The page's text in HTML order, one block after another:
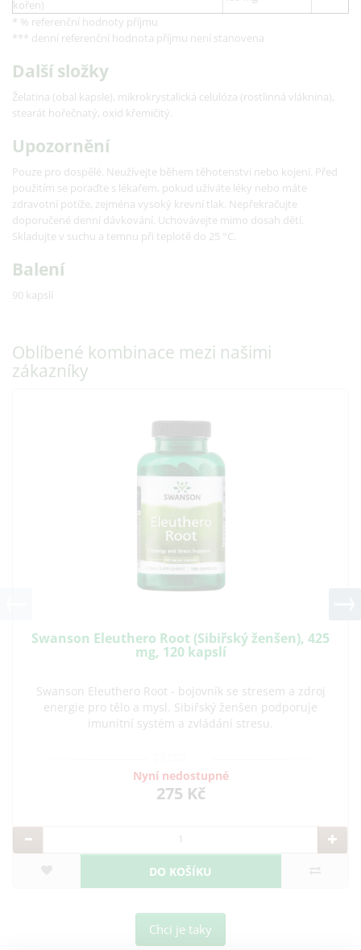
kořen)
* % referenční hodnoty příjmu
*** denní referenční hodnota příjmu není stanovena
Další složky
Želatina (obal kapsle), mikrokrystalická celulóza (rostlinná vláknina),
stearát hořečnatý, oxid křemičitý.
Upozornění
Pouze pro dospělé. Neužívejte během těhotenství nebo kojení. Před
použitím se poraďte s lékařem, pokud užíváte léky nebo máte
zdravotní potíže, zejména vysoký krevní tlak. Nepřekračujte
doporučené denní dávkování. Uchovávejte mimo dosah dětí.
Skladujte v suchu a temnu při teplotě do 25 °C.
Balení
90 kapslí
Oblíbené kombinace mezi našimi
zákazníky
Swanson Eleuthero Root (Sibiřský ženšen), 425
mg, 120 kapslí
Swanson Eleuthero Root - bojovník se stresem a zdroj
energie pro tělo a mysl. Sibiřský ženšen podporuje
imunitní systém a zvládání stresu.
Nyní nedostupné
275 Kč
DO KOŠÍKU
Chci je taky